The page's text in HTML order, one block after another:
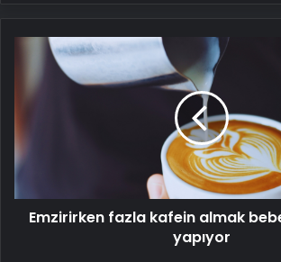
Emzirirken
kafein
kansızlık
yapıyor
Emzirirken fazla kafein almak
yapıyor